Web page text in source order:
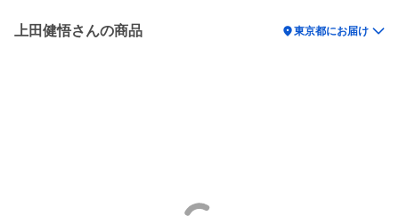
上田健悟さんの商品 location_on東京都にお届け